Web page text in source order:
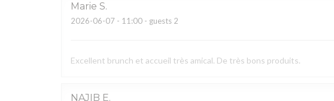
Marie S
2026-06-07 - 11:00 - guests 2
Excellent brunch et accueil très amical. De très bons produits.
NAJIB E